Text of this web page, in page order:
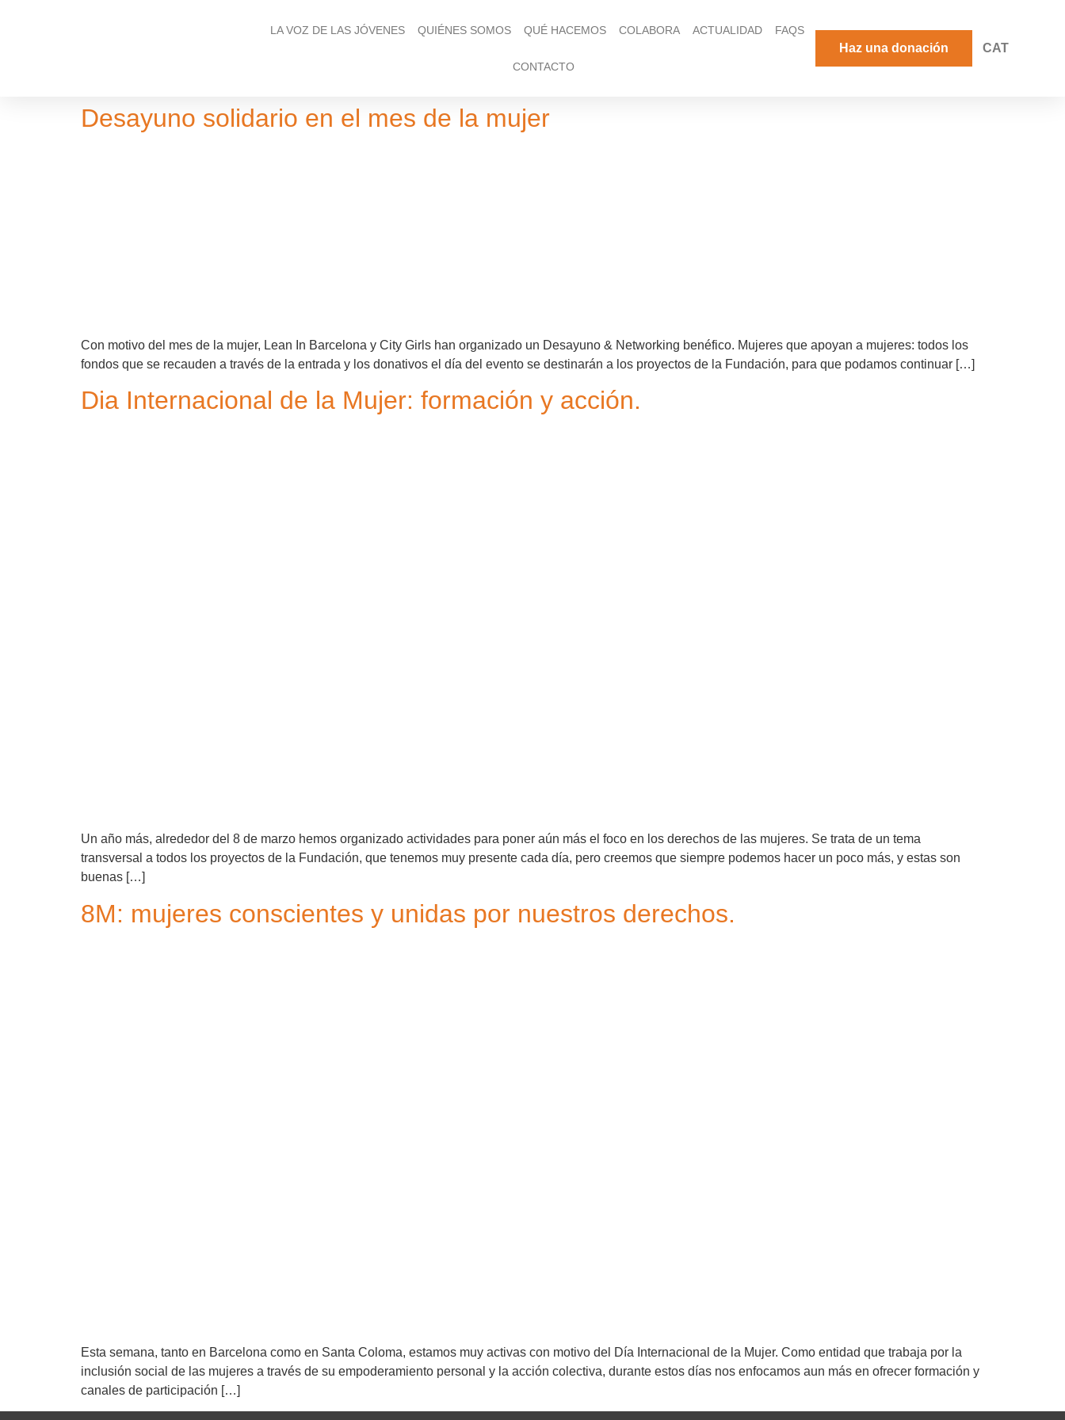
LA VOZ DE LAS JÓVENES QUIÉNES SOMOS QUÉ HACEMOS COLABORA ACTUALIDAD FAQS
CONTACTO
Haz una donación CAT
Desayuno solidario en el mes de la mujer
Con motivo del mes de la mujer, Lean In Barcelona y City Girls han organizado un Desayuno & Networking benéfico. Mujeres que apoyan a mujeres: todos los
fondos que se recauden a través de la entrada y los donativos el día del evento se destinarán a los proyectos de la Fundación, para que podamos continuar […]
Dia Internacional de la Mujer: formación y acción.
Un año más, alrededor del 8 de marzo hemos organizado actividades para poner aún más el foco en los derechos de las mujeres. Se trata de un tema
transversal a todos los proyectos de la Fundación, que tenemos muy presente cada día, pero creemos que siempre podemos hacer un poco más, y estas son
buenas […]
8M: mujeres conscientes y unidas por nuestros derechos.
Esta semana, tanto en Barcelona como en Santa Coloma, estamos muy activas con motivo del Día Internacional de la Mujer. Como entidad que trabaja por la
inclusión social de las mujeres a través de su empoderamiento personal y la acción colectiva, durante estos días nos enfocamos aun más en ofrecer formación y
canales de participación […]